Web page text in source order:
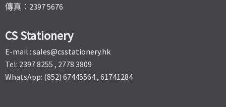
傳真：2397 5676
CS Stationery
E-mail : sales@csstationery.hk
Tel: 2397 8255 , 2778 3809
WhatsApp: (852) 67445564 , 61741284